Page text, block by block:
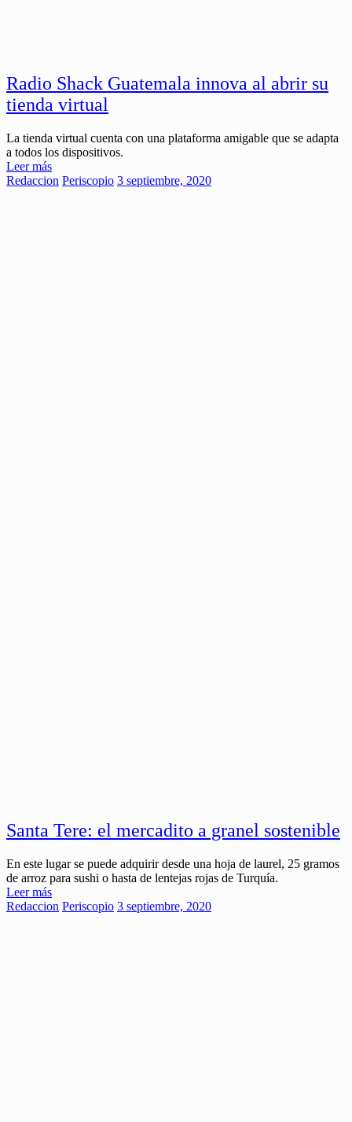
Radio Shack Guatemala innova al abrir su
tienda virtual
La tienda virtual cuenta con una plataforma amigable que se adapta
a todos los dispositivos.
Leer más
Redaccion Periscopio 3 septiembre, 2020
Santa Tere: el mercadito a granel sostenible
En este lugar se puede adquirir desde una hoja de laurel, 25 gramos
de arroz para sushi o hasta de lentejas rojas de Turquía.
Leer más
Redaccion Periscopio 3 septiembre, 2020